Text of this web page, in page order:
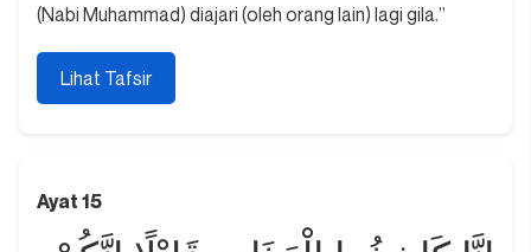
(Nabi Muhammad) diajari (oleh orang lain) lagi gila.”
Lihat Tafsir
Ayat 15